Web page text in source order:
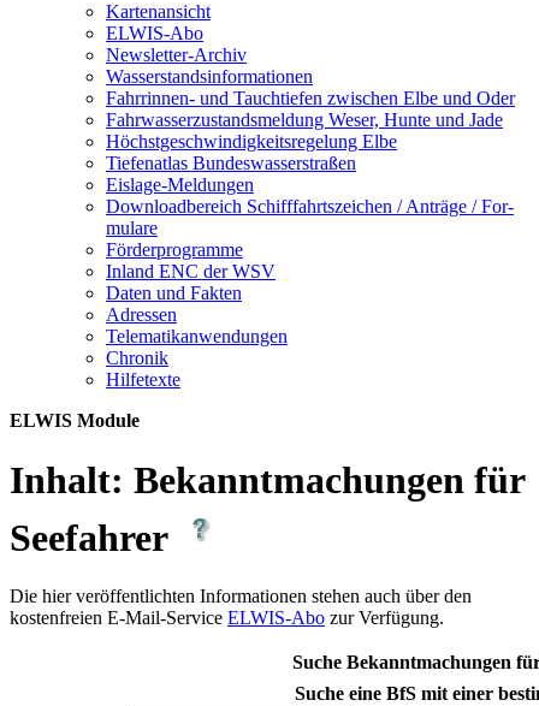
Kar­ten­an­sicht
EL­WIS-​Abo
Newslet­ter-​Ar­chiv
Was­ser­stands­in­for­ma­tio­nen
Fahr­rin­nen-​ und Tauch­tie­fen zwi­schen El­be und Oder
Fahr­was­ser­zu­stands­mel­dung We­ser, Hun­te und Ja­de
Höchst­ge­schwin­dig­keits­re­ge­lung El­be
Tie­fe­n­at­las Bun­des­was­ser­stra­ßen
Eis­la­ge-​Mel­dun­gen
Dow­n­load­be­reich Schiff­fahrts­zei­chen / An­trä­ge / For­
mu­la­re
För­der­pro­gram­me
In­land ENC der WSV
Da­ten und Fak­ten
Adres­sen
Te­le­ma­ti­kan­wen­dun­gen
Chro­nik
Hil­fe­tex­te
ELWIS Module
Inhalt: Bekanntmachungen für
Seefahrer
Die hier veröffentlichten Informationen stehen auch über den
kostenfreien E-Mail-Service ELWIS-Abo zur Verfügung.
Suche Bekanntmachungen
Suche eine BfS mit einer